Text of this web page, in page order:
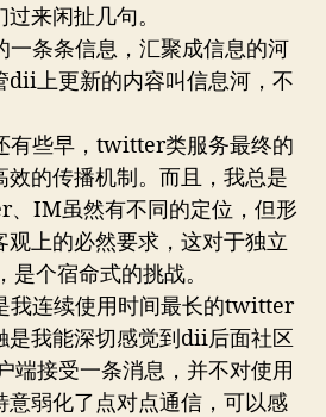
来闲扯几句。
条条信息，汇聚成信息的河
dii上更新的内容叫信息河，不
些早，twitter类服务最终的
的传播机制。而且，我总是
IM虽然有不同的定位，但形
观上的必然要求，这对于独立
个宿命式的挑战。
连续使用时间最长的twitter
是我能深切感觉到dii后面社区
端接受一条消息，并不对使用
意弱化了点对点通信，可以感